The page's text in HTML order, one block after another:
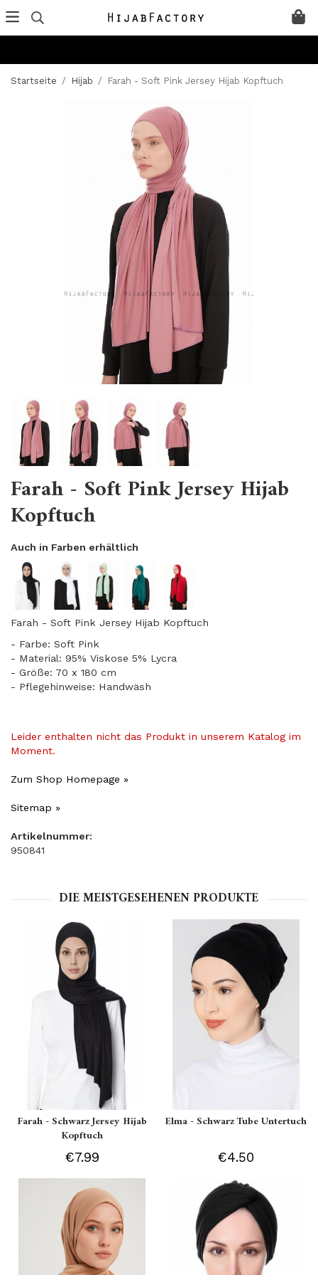
Startseite / Hijab / Farah - Soft Pink Jersey Hijab Kopftuch
Farah - Soft Pink Jersey Hijab
Kopftuch
Auch in Farben erhältlich
Farah - Soft Pink Jersey Hijab Kopftuch
- Farbe: Soft Pink
- Material: 95% Viskose 5% Lycra
- Größe: 70 x 180 cm
- Pflegehinweise: Handwäsh
Leider enthalten nicht das Produkt in unserem Katalog im
Moment.
Zum Shop Homepage »
Sitemap »
Artikelnummer:
950841
DIE MEISTGESEHENEN PRODUKTE
Farah - Schwarz Jersey Hijab
Kopftuch
€7.99
Elma - Schwarz Tube Untertuch
€4.50